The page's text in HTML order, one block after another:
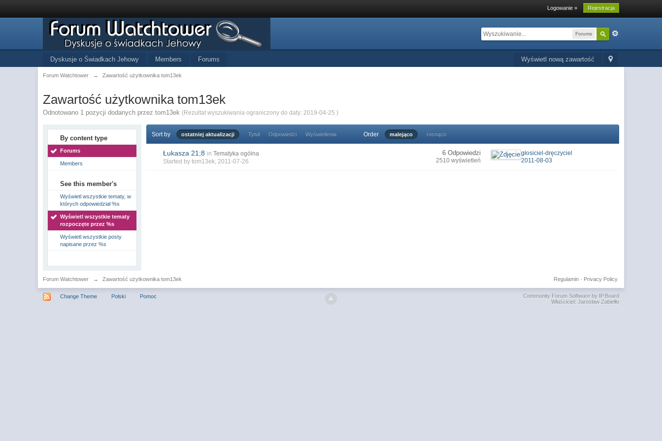
Logowanie » Rejestracja
Forums
Wyświetl nową zawartość
Dyskusje o Świadkach Jehowy Members Forums
Forum Watchtower → Zawartość użytkownika tom13ek
Zawartość użytkownika tom13ek
Odnotowano 1 pozycji dodanych przez tom13ek (Rezultat wyszukiwania ograniczony do daty: 2019-04-25 )
By content type
Forums
Members
See this member's
Wyświetl wszystkie tematy, w
których odpowiedział %s
Wyświetl wszystkie tematy
rozpoczęte przez %s
Wyświetl wszystkie posty
napisane przez %s
Sort by ostatniej aktualizacji Tytuł Odpowiedzi Wyświetlenia Order malejąco rosnąco
Łukasza 21;8 in Tematyka ogólna
Started bytom13ek, 2011-07-26
6 Odpowiedzi
2510 wyświetleń
głosiciel-dręczyciel
2011-08-03
Forum Watchtower → Zawartość użytkownika tom13ek Privacy Policy
Regulamin·
Change Theme Polski Pomoc
Community Forum Software by IP.Board
Właściciel: Jarosław Zabiełło